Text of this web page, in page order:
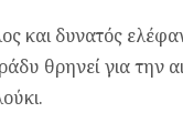
και δυνατός
θρηνεί για την